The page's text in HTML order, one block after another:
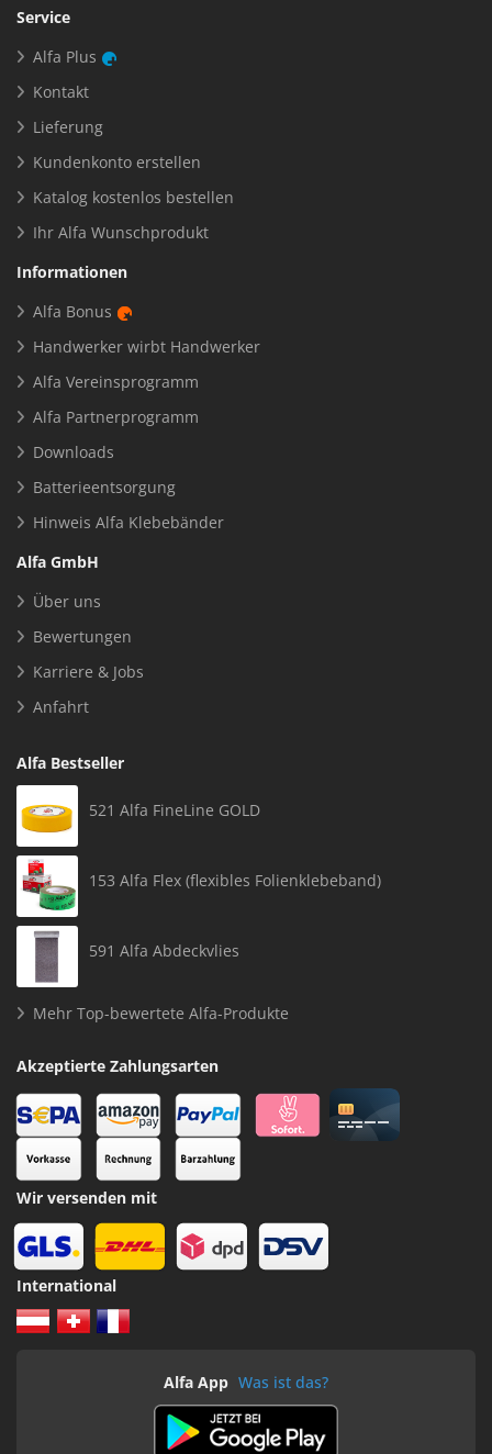
Service
Alfa Plus
Kontakt
Lieferung
Kundenkonto erstellen
Katalog kostenlos bestellen
Ihr Alfa Wunschprodukt
Informationen
Alfa Bonus
Handwerker wirbt Handwerker
Alfa Vereinsprogramm
Alfa Partnerprogramm
Downloads
Batterieentsorgung
Hinweis Alfa Klebebänder
Alfa GmbH
Über uns
Bewertungen
Karriere & Jobs
Anfahrt
Alfa Bestseller
521 Alfa FineLine GOLD
153 Alfa Flex (flexibles Folienklebeband)
591 Alfa Abdeckvlies
Mehr Top-bewertete Alfa-Produkte
Akzeptierte Zahlungsarten
Wir versenden mit
International
Alfa App Was ist das?